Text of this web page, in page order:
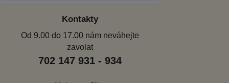
Kontakty
Od 9.00 do 17.00 nám neváhejte
zavolat
702 147 931 - 934